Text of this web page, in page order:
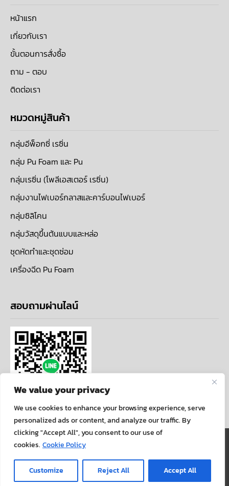
We value your privacy
We use cookies to enhance your browsing experience, serve
personalized ads or content, and analyze our traffic. By
clicking "Accept All", you consent to our use of
cookies. Cookie Policy
Customize Reject All Accept All
หน้าแรก
เกี่ยวกับเรา
ขั้นตอนการสั่งซื้อ
ถาม - ตอบ
ติดต่อเรา
หมวดหมู่สินค้า
กลุ่มอีพ็อกซี่ เรซิ่น
กลุ่ม Pu Foam และ Pu
กลุ่มเรซิ่น (โพลีเอสเตอร์ เรซิ่น)
กลุ่มงานไฟเบอร์กลาสและคาร์บอนไฟเบอร์
กลุ่มซิลิโคน
กลุ่มวัสดุขึ้นต้นแบบและหล่อ
ชุดหัดทำและชุดซ่อม
เครื่องฉีด Pu Foam
สอบถามผ่านไลน์
COPYRIGHT ©ALLARTCENTER . ALL RIGHTS
RESERVED.
นโยบายความเป็นส่วนตัว